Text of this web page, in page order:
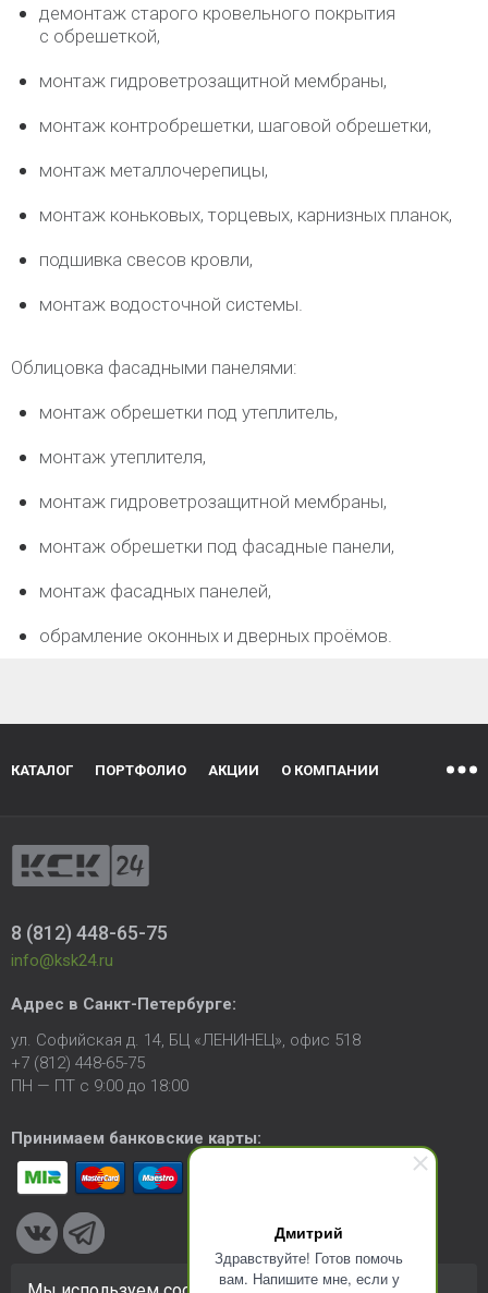
Дмитрий
Здравствуйте! Готов помочь
вам. Напишите мне, если у
демонтаж старого кровельного покрытия
с обрешеткой,
монтаж гидроветрозащитной мембраны,
монтаж контробрешетки, шаговой обрешетки,
монтаж металлочерепицы,
монтаж коньковых, торцевых, карнизных планок,
подшивка свесов кровли,
монтаж водосточной системы.
Облицовка фасадными панелями:
монтаж обрешетки под утеплитель,
монтаж утеплителя,
монтаж гидроветрозащитной мембраны,
монтаж обрешетки под фасадные панели,
монтаж фасадных панелей,
обрамление оконных и дверных проёмов.
КАТАЛОГ ПОРТФОЛИО АКЦИИ О КОМПАНИИ
8 (812) 448-65-75
info@ksk24.ru
Адрес в Санкт-Петербурге:
ул. Софийская д. 14, БЦ «ЛЕНИНЕЦ», офис 518
+7 (812) 448-65-75
ПН — ПТ с 9:00 до 18:00
Принимаем банковские карты: